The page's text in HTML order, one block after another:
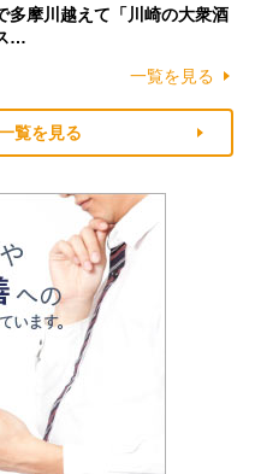
多摩川越えて「川崎の大衆酒
…
一覧を見る
覧を見る